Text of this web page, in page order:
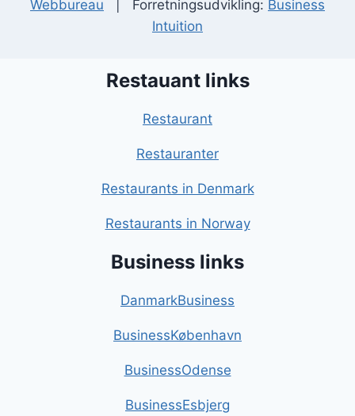
Webbureau | Forretningsudvikling: Business
Intuition
Restauant links
Restaurant
Restauranter
Restaurants in Denmark
Restaurants in Norway
Business links
DanmarkBusiness
BusinessKøbenhavn
BusinessOdense
BusinessEsbjerg